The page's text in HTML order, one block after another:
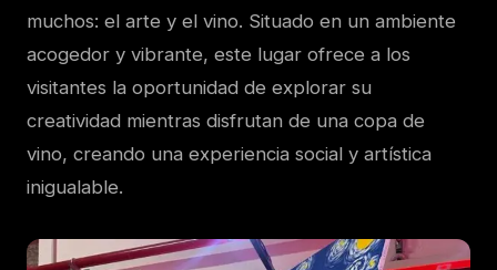
muchos: el arte y el vino. Situado en un ambiente
acogedor y vibrante, este lugar ofrece a los
visitantes la oportunidad de explorar su
creatividad mientras disfrutan de una copa de
vino, creando una experiencia social y artística
inigualable.